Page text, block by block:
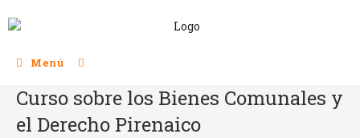
Menú
Curso sobre los Bienes Comunales y
el Derecho Pirenaico